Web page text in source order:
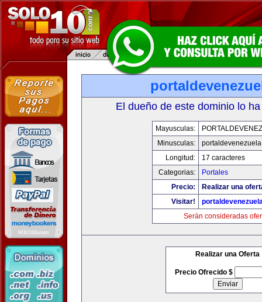
El dueño de este dominio lo
Mayusculas:
Minusculas:
Longitud:
17 caracteres
Categorias:
Portales
Precio:
Realizar una
Visitar!
Serán consideradas
Realizar una Oferta
Precio Ofrecido $